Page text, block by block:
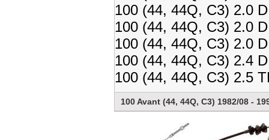
100 (44, 44Q, C3) 2.0
100 (44, 44Q, C3) 2.0
100 (44, 44Q, C3) 2.0
100 (44, 44Q, C3) 2.4
100 (44, 44Q, C3) 2.5
100 Avant (44, 44Q, C3) 1982/08 -